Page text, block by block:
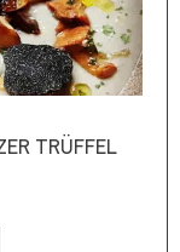
TRÜFFEL